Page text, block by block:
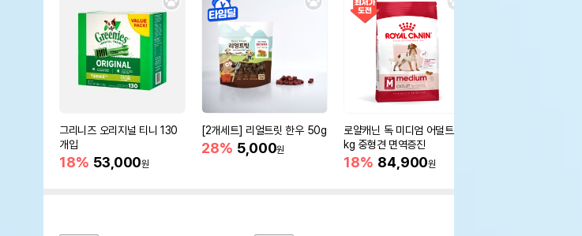
그리니즈 오리지널 티니 130
개입
18% 53,000원
[2개세트] 리얼트릿 한우 50g
28% 5,000원
로얄캐닌 독 미디엄 어덜트 10
kg 중형견 면역증진
18% 84,900원